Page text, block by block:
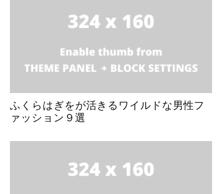
ふくらはぎをが活きるワイルドな男性フ
ァッション９選